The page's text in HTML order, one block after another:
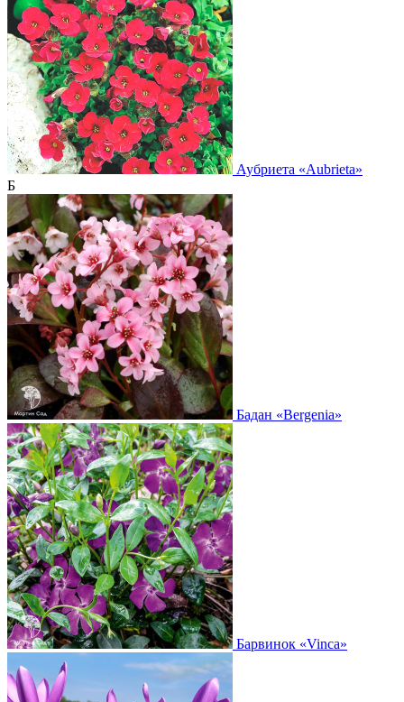
Аубриета «Aubrieta»
Б
Бадан «Bergenia»
Барвинок «Vinca»